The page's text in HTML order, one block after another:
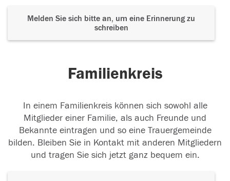
Melden Sie sich bitte an, um eine Erinnerung zu
schreiben
Familienkreis
In einem Familienkreis können sich sowohl alle
Mitglieder einer Familie, als auch Freunde und
Bekannte eintragen und so eine Trauergemeinde
bilden. Bleiben Sie in Kontakt mit anderen Mitgliedern
und tragen Sie sich jetzt ganz bequem ein.